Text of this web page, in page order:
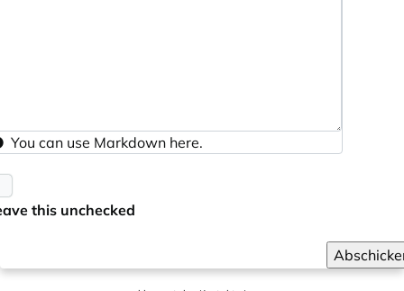
You can use Markdown here.
this unchecked